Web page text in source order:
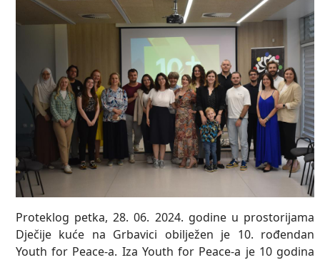
Proteklog petka, 28. 06. 2024. godine u prostorijama
Dječije kuće na Grbavici obilježen je 10. rođendan
Youth for Peace-a. Iza Youth for Peace-a je 10 godina